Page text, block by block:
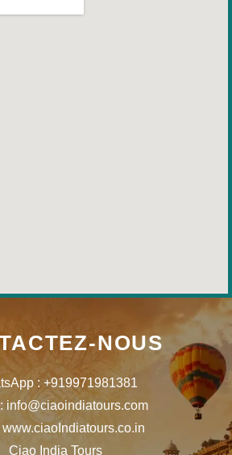
NOUS
: +919971981381
: info@ciaoindiatours.com